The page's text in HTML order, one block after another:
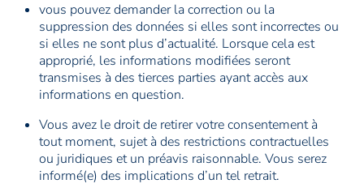
vous pouvez demander la correction ou la
suppression des données si elles sont incorrectes ou
si elles ne sont plus d’actualité. Lorsque cela est
approprié, les informations modifiées seront
transmises à des tierces parties ayant accès aux
informations en question.
Vous avez le droit de retirer votre consentement à
tout moment, sujet à des restrictions contractuelles
ou juridiques et un préavis raisonnable. Vous serez
informé(e) des implications d’un tel retrait.